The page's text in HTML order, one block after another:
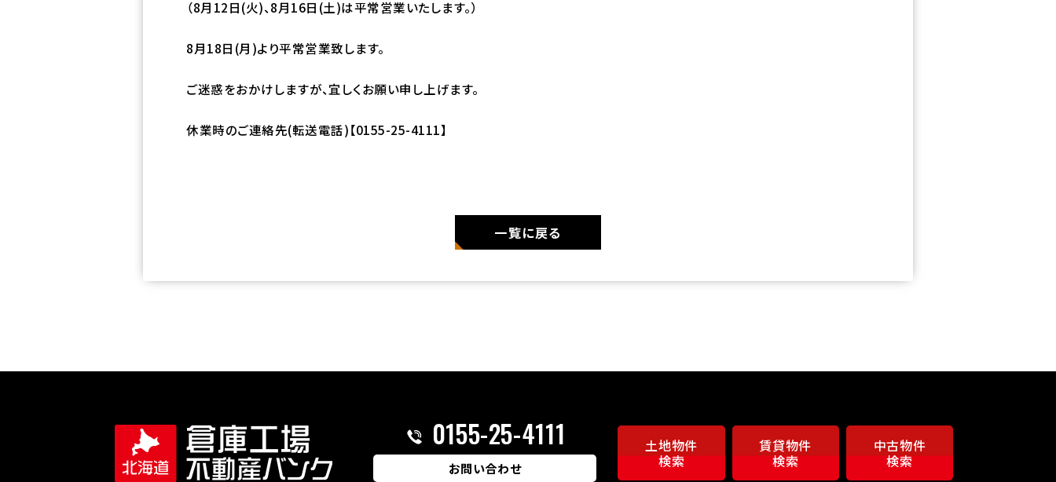
（8月12日(火)、8月16日(土)は平常営業いたします。）
8月18日(月)より平常営業致します。
ご迷惑をおかけしますが、宜しくお願い申し上げます。
休業時のご連絡先(転送電話)【0155-25-4111】
一覧に戻る
0155-25-4111
お問い合わせ
土地物件
検索
賃貸物件
検索
中古物件
検索